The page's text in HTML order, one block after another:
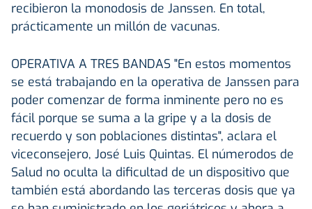
recibieron la monodosis de Janssen. En total,
prácticamente un millón de vacunas.
OPERATIVA A TRES BANDAS "En estos momentos
se está trabajando en la operativa de Janssen para
poder comenzar de forma inminente pero no es
fácil porque se suma a la gripe y a la dosis de
recuerdo y son poblaciones distintas", aclara el
viceconsejero, José Luis Quintas. El númerodos de
Salud no oculta la dificultad de un dispositivo que
también está abordando las terceras dosis que ya